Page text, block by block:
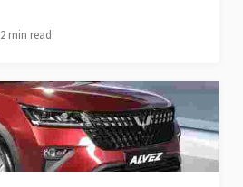
2 min read